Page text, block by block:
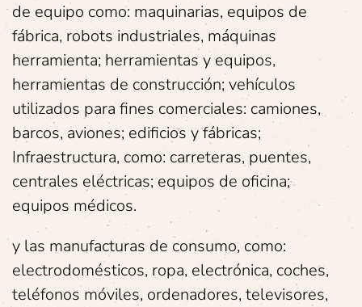
de equipo como: maquinarias, equipos de
fábrica, robots industriales, máquinas
herramienta; herramientas y equipos,
herramientas de construcción; vehículos
utilizados para fines comerciales: camiones,
barcos, aviones; edificios y fábricas;
Infraestructura, como: carreteras, puentes,
centrales eléctricas; equipos de oficina;
equipos médicos.
y las manufacturas de consumo, como:
electrodomésticos, ropa, electrónica, coches,
teléfonos móviles, ordenadores, televisores,